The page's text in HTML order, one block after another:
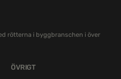
rötterna i byggbranschen i över
ÖVRIGT